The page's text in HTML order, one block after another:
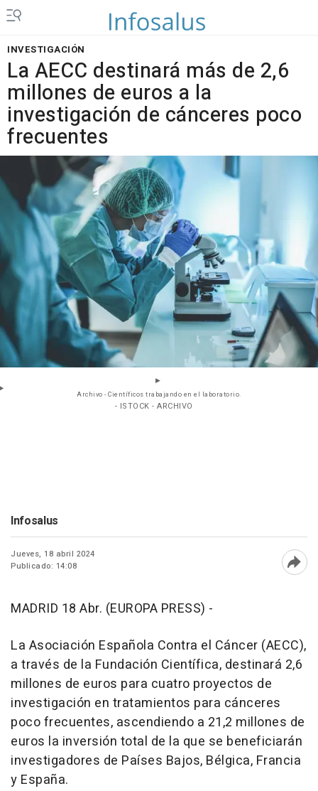
INVESTIGACIÓN
La AECC destinará más de 2,6
millones de euros a la
investigación de cánceres poco
frecuentes
Archivo - Científicos trabajando en el laboratorio.
- ISTOCK - ARCHIVO
Infosalus
Jueves, 18 abril 2024
Publicado: 14:08
MADRID 18 Abr. (EUROPA PRESS) -
La Asociación Española Contra el Cáncer (AECC),
a través de la Fundación Científica, destinará 2,6
millones de euros para cuatro proyectos de
investigación en tratamientos para cánceres
poco frecuentes, ascendiendo a 21,2 millones de
euros la inversión total de la que se beneficiarán
investigadores de Países Bajos, Bélgica, Francia
y España.